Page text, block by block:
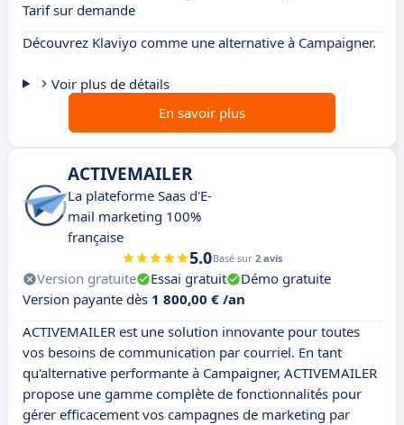
Tarif sur demande
Découvrez Klaviyo comme une alternative à Campaigner.
Voir plus de détails
En savoir plus
ACTIVEMAILER
La plateforme Saas d'E-
mail marketing 100%
française
5.0Basé sur 2 avis
Version gratuite Essai gratuit
Démo gratuite
Version payante dès 1 800,00 € /an
ACTIVEMAILER est une solution innovante pour toutes
vos besoins de communication par courriel. En tant
qu'alternative performante à Campaigner, ACTIVEMAILER
propose une gamme complète de fonctionnalités pour
gérer efficacement vos campagnes de marketing par